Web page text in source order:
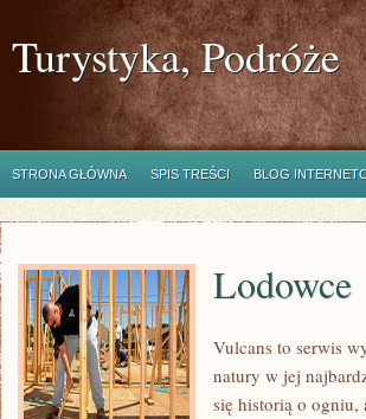
Turystyka, Podróże
STRONA GŁÓWNA SPIS TREŚCI BLOG
Lodowce
Vulcans to serwis
natury w jej
się historią o ogniu,